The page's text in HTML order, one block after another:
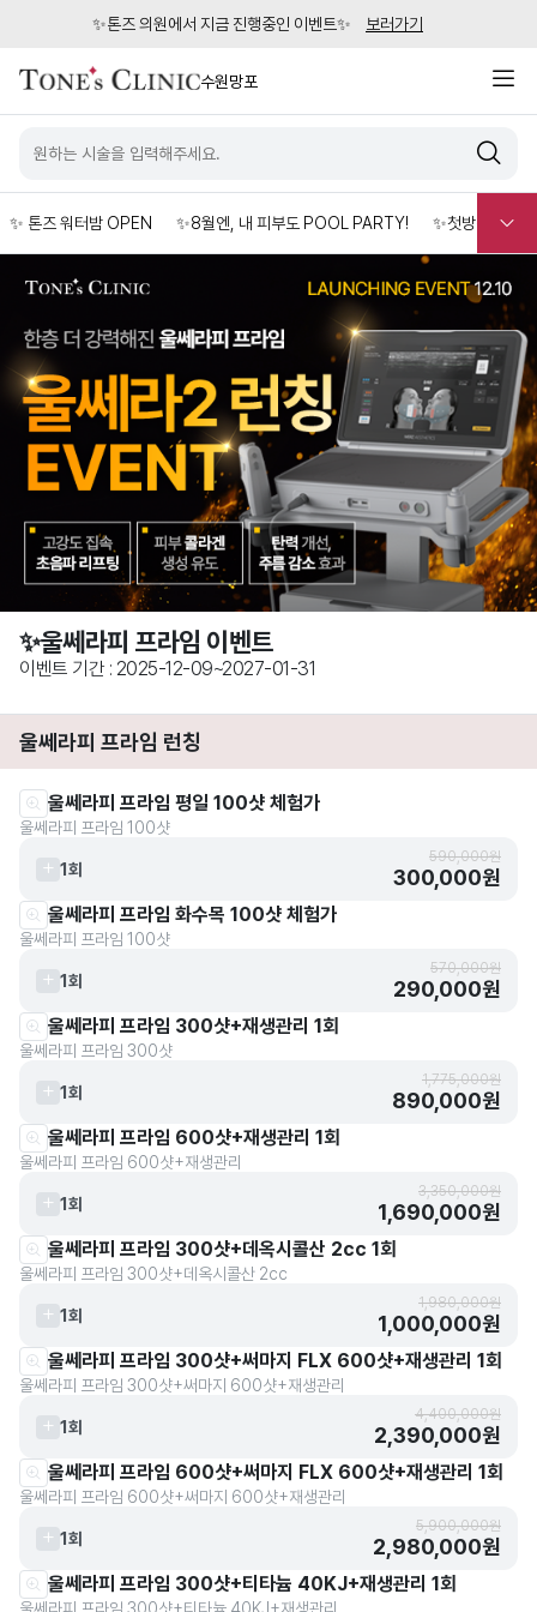
✨톤즈 의원에서 지금 진행중인 이벤트✨ 보러가기
수원망포
✨ 톤즈 워터밤 OPEN ✨8월엔, 내 피부도 POOL PARTY! ✨첫방문
✨울쎄라피 프라임 이벤트
이벤트 기간 : 2025-12-09~2027-01-31
울쎄라피 프라임 런칭
울쎄라피 프라임 평일 100샷 체험가
울쎄라피 프라임 100샷
1회
590,000원
300,000원
울쎄라피 프라임 화수목 100샷 체험가
울쎄라피 프라임 100샷
1회
570,000원
290,000원
울쎄라피 프라임 300샷+재생관리 1회
울쎄라피 프라임 300샷
1회
1,775,000원
890,000원
울쎄라피 프라임 600샷+재생관리 1회
울쎄라피 프라임 600샷+재생관리
1회
3,350,000원
1,690,000원
울쎄라피 프라임 300샷+데옥시콜산 2cc 1회
울쎄라피 프라임 300샷+데옥시콜산 2cc
1회
1,980,000원
1,000,000원
울쎄라피 프라임 300샷+써마지 FLX 600샷+재생관리 1회
울쎄라피 프라임 300샷+써마지 600샷+재생관리
1회
4,400,000원
2,390,000원
울쎄라피 프라임 600샷+써마지 FLX 600샷+재생관리 1회
울쎄라피 프라임 600샷+써마지 600샷+재생관리
1회
5,900,000원
2,980,000원
울쎄라피 프라임 300샷+티타늄 40KJ+재생관리 1회